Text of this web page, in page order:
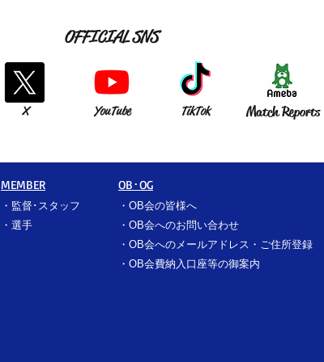
OFFICIAL SNS
X YouTube TikTok Match Reports
MEMBER
・ 監督･スタッフ
​・ 選手
OB･OG
​・ OB会の皆様へ
​・ OB会へのお問い合わせ
・ OB会へのメールアドレス・ご住所登録
​・ OB会費納入口座等の御案内